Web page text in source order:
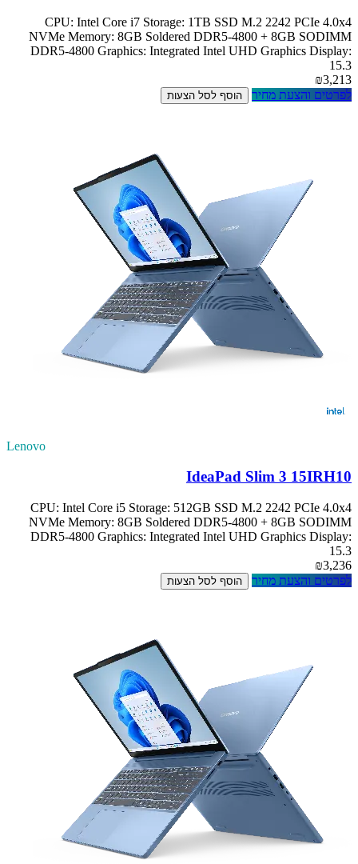
CPU: Intel Core i7 Storage: 1TB SSD M.2 2242 PCIe 4.0x4
NVMe Memory: 8GB Soldered DDR5-4800 + 8GB SODIMM
DDR5-4800 Graphics: Integrated Intel UHD Graphics Display:
15.3
₪3,213
לפרטים והצעת מחיר
הוסף לסל הצעות
Lenovo
IdeaPad Slim 3 15IRH10
CPU: Intel Core i5 Storage: 512GB SSD M.2 2242 PCIe 4.0x4
NVMe Memory: 8GB Soldered DDR5-4800 + 8GB SODIMM
DDR5-4800 Graphics: Integrated Intel UHD Graphics Display:
15.3
₪3,236
לפרטים והצעת מחיר
הוסף לסל הצעות